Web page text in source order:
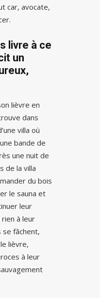
car, avocate,
livre à ce
un
lièvre en
dans
villa où
bande de
une nuit de
de la villa
du bois
le sauna et
leur
rien à leur
se fâchent,
lièvre,
à leur